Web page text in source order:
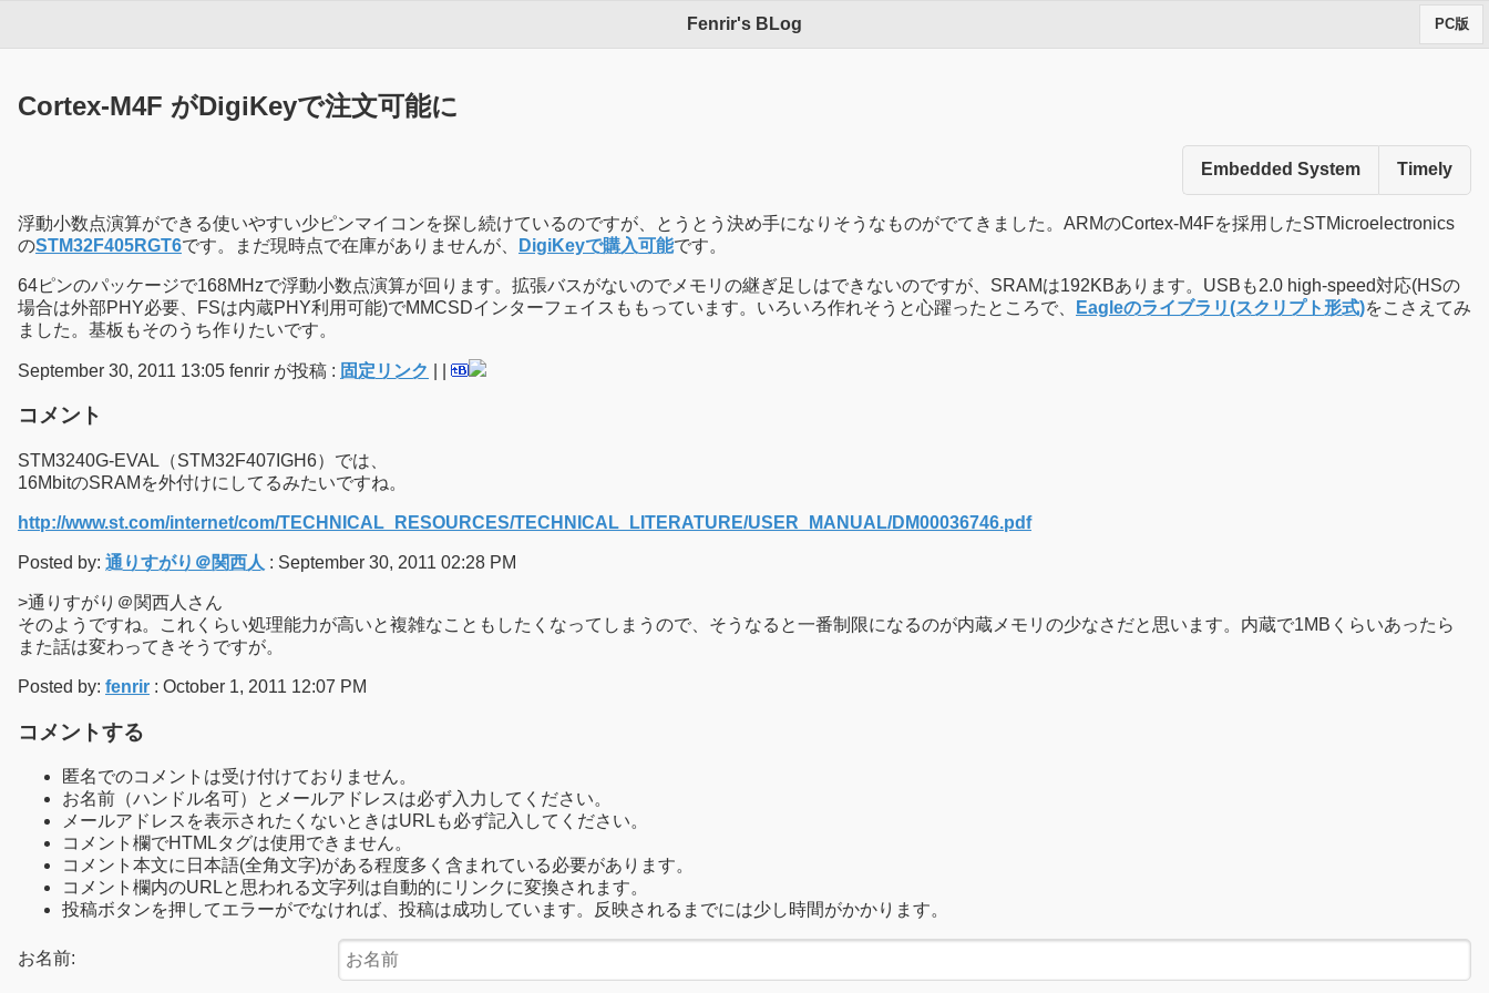
Fenrir's BLog PC版
Cortex-M4F がDigiKeyで注文可能に
Embedded System Timely
浮動小数点演算ができる使いやすい少ピンマイコンを探し続けているのですが、とうとう決め手になりそうなものがでてきました。ARMのCortex-M4Fを採用したSTMicroelectronics
のSTM32F405RGT6です。まだ現時点で在庫がありませんが、 DigiKeyで購入可能です。
64ピンのパッケージで168MHzで浮動小数点演算が回ります。拡張バスがないのでメモリの継ぎ足しはできないのですが、SRAMは192KBあります。USBも2.0 high-speed対応(HSの
場合は外部PHY必要、FSは内蔵PHY利用可能)でMMCSDインターフェイスももっています。いろいろ作れそうと心躍ったところで、
Eagleのライブラリ(スクリプト形式)をこさえてみ
ました。基板もそのうち作りたいです。
September 30, 2011 13:05 fenrir が投稿 : 固定リンク
コメント
STM3240G-EVAL（STM32F407IGH6）では、
16MbitのSRAMを外付けにしてるみたいですね。
http://www.st.com/internet/com/TECHNICAL_RESOURCES/TECHNICAL_LITERATURE/USER_MANUAL/DM00036746.pdf
Posted by: 通りすがり＠関西人 : September 30, 2011 02:28 PM
>通りすがり＠関西人さん
そのようですね。これくらい処理能力が高いと複雑なこともしたくなってしまうので、そうなると一番制限になるのが内蔵メモリの少なさだと思います。内蔵で1MBくらいあったら
また話は変わってきそうですが。
Posted by: fenrir : October 1, 2011 12:07 PM
コメントする
匿名でのコメントは受け付けておりません。
お名前（ハンドル名可）とメールアドレスは必ず入力してください。
メールアドレスを表示されたくないときはURLも必ず記入してください。
コメント欄でHTMLタグは使用できません。
コメント本文に日本語(全角文字)がある程度多く含まれている必要があります。
コメント欄内のURLと思われる文字列は自動的にリンクに変換されます。
投稿ボタンを押してエラーがでなければ、投稿は成功しています。反映されるまでには少し時間がかかります。
お名前: